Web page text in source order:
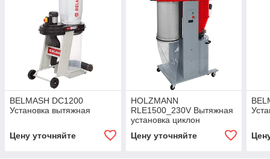
BELMASH DC1200
Установка вытяжная
Цену уточняйте
HOLZMANN
RLE1500_230V Вытяжная
установка циклон
Цену уточняйте